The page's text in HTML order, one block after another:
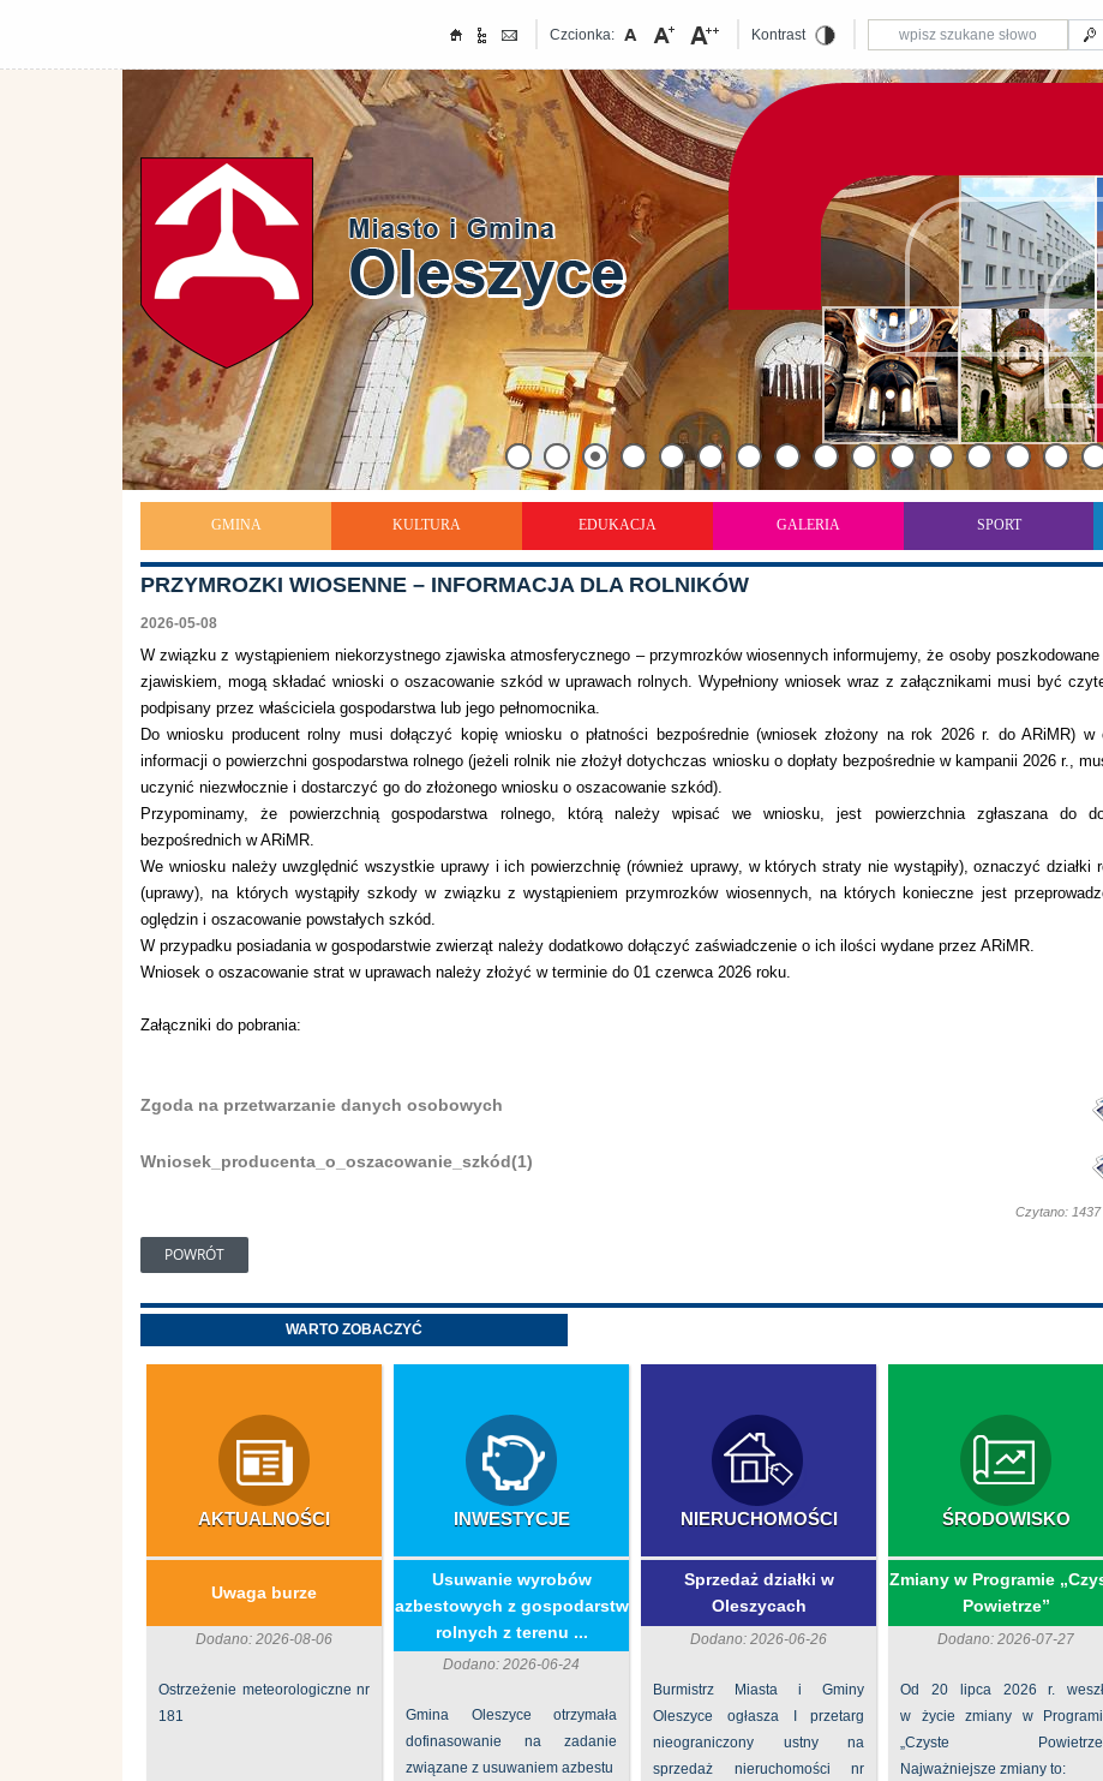
Czcionka: Kontrast
GMINA KULTURA EDUKACJA GALERIA SPORT
PRZYMROZKI WIOSENNE – INFORMACJA DLA ROLNIKÓW
2026-05-08
W związku z wystąpieniem niekorzystnego zjawiska atmosferycznego – przymrozków wiosennych informujemy, że osoby poszkodowane
zjawiskiem, mogą składać wnioski o oszacowanie szkód w uprawach rolnych. Wypełniony wniosek wraz z załącznikami musi być
podpisany przez właściciela gospodarstwa lub jego pełnomocnika.
Do wniosku producent rolny musi dołączyć kopię wniosku o płatności bezpośrednie (wniosek złożony na rok 2026 r. do ARiMR) w
informacji o powierzchni gospodarstwa rolnego (jeżeli rolnik nie złożył dotychczas wniosku o dopłaty bezpośrednie w kampanii 2026 r.,
uczynić niezwłocznie i dostarczyć go do złożonego wniosku o oszacowanie szkód).
Przypominamy, że powierzchnią gospodarstwa rolnego, którą należy wpisać we wniosku, jest powierzchnia zgłaszana do
bezpośrednich w ARiMR.
We wniosku należy uwzględnić wszystkie uprawy i ich powierzchnię (również uprawy, w których straty nie wystąpiły), oznaczyć działki
(uprawy), na których wystąpiły szkody w związku z wystąpieniem przymrozków wiosennych, na których konieczne jest
oględzin i oszacowanie powstałych szkód.
W przypadku posiadania w gospodarstwie zwierząt należy dodatkowo dołączyć zaświadczenie o ich ilości wydane przez ARiMR.
Wniosek o oszacowanie strat w uprawach należy złożyć w terminie do 01 czerwca 2026 roku.
Załączniki do pobrania:
Zgoda na przetwarzanie danych osobowych
Wniosek_producenta_o_oszacowanie_szkód(1)
Czytano:
POWRÓT
WARTO ZOBACZYĆ
AKTUALNOŚCI
Uwaga burze
Dodano: 2026-08-06
Ostrzeżenie meteorologiczne nr
181
INWESTYCJE
​Usuwanie wyrobów
azbestowych z gospodarstw
rolnych z terenu ...
Dodano: 2026-06-24
Gmina Oleszyce otrzymała
dofinasowanie na zadanie
związane z usuwaniem azbestu
NIERUCHOMOŚCI
Sprzedaż działki w
Oleszycach
Dodano: 2026-06-26
Burmistrz Miasta i Gminy
Oleszyce ogłasza I przetarg
nieograniczony ustny na
sprzedaż nieruchomości nr
ŚRODOWISKO
Zmiany w Programie
Powietrze”
Dodano: 2026-07-27
Od 20 lipca 2026 r.
w życie zmiany w
„Czyste
Najważniejsze zmiany to: